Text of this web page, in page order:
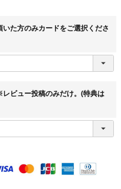
た方のみカードをご選択くださ
ビュー投稿のみだけ。(特典は